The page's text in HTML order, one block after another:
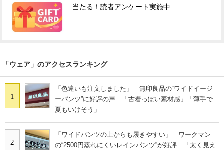
当たる！読者アンケート実施中
「ウェア」のアクセスランキング
1
「色違いも注文しました」 無印良品の“ワイドイージ
ーパンツ”に好評の声 「古着っぽい素材感」「薄手で
夏もいけそう」
2
「ワイドパンツの上からも履きやすい」 ワークマン
の“2500円蒸れにくいレインパンツ”が好評 「太く見え